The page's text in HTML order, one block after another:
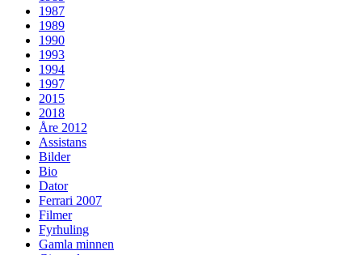
1987
1989
1990
1993
1994
1997
2015
2018
Åre 2012
Assistans
Bilder
Bio
Dator
Ferrari 2007
Filmer
Fyrhuling
Gamla minnen